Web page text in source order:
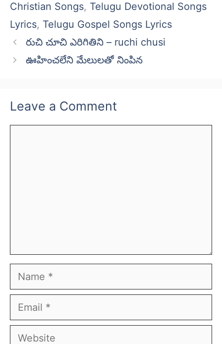
Christian Songs, Telugu Devotional Songs
Lyrics, Telugu Gospel Songs Lyrics
రుచి చూచి ఎరిగితిని – ruchi chusi
ఊహించలేని మేలులతో నింపిన
Leave a Comment
Name
Email
Website